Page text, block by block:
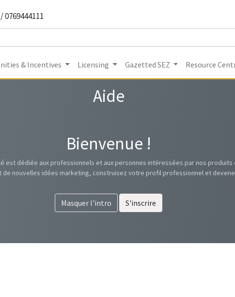
0769444111
& Incentives Licensing Gazetted SEZ Resource
Aide
Bienvenue !
est dédiée aux professionnels et aux personnes intéressées par nos produits
de nouvelles idées marketing, construisez votre profil professionnel et
Masquer l'intro S'inscrire